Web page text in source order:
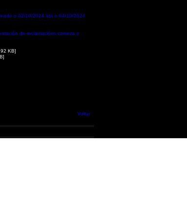
o 02/10/2024 ata o 04/10/2024
de reclamacións comeza o
KB]
Voltar